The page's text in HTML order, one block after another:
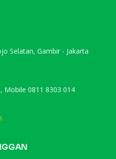
Selatan, Gambir - Jakarta
Mobile 0811 8303 014